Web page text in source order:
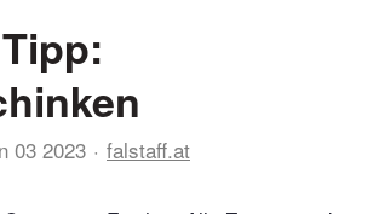
03 2023 falstaff.at